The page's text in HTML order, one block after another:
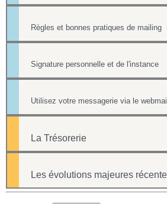
Règles et bonnes pratiques de mailing
Signature personnelle et de l'instance
Utilisez votre messagerie via le webmail
La Trésorerie